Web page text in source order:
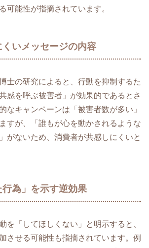
可能性が指摘されています。
いメッセージの内容
士の研究によると、行動を抑制するた
感を呼ぶ被害者」が効果的であるとさ
なキャンペーンは「被害者数が多い」
すが、「誰もが心を動かされるような
がないため、消費者が共感しにくいと
為」を示す逆効果
を「してほしくない」と明示すると、
させる可能性も指摘されています。例